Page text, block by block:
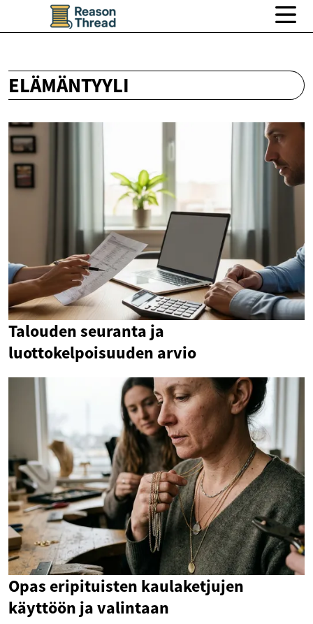
ELÄMÄNTYYLI
Talouden seuranta ja
luottokelpoisuuden arvio
Opas eripituisten kaulaketjujen
käyttöön ja valintaan